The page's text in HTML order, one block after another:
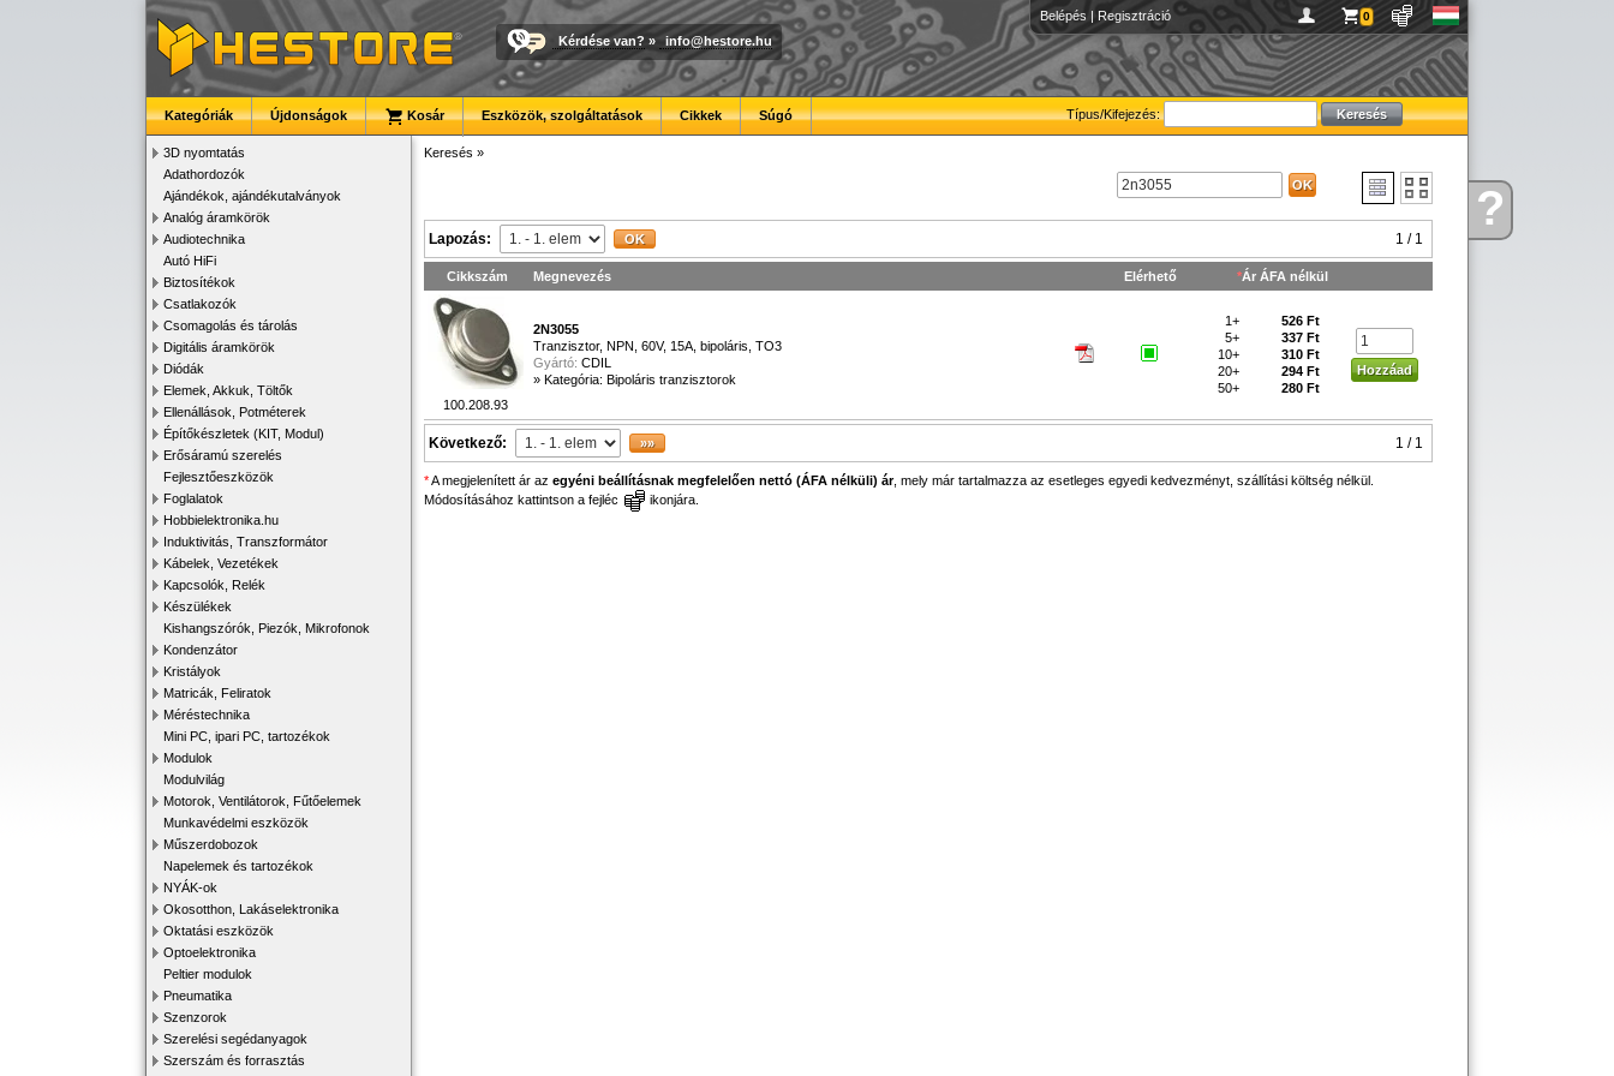
Kérdése
van
?
Belépés | Regisztráció 0
Kérdése van? » info@hestore.hu
Típus/Kifejezés:
Kategóriák Újdonságok Kosár Eszközök, szolgáltatások Cikkek Súgó
3D nyomtatás
Adathordozók
Ajándékok, ajándékutalványok
Analóg áramkörök
Audiotechnika
Autó HiFi
Biztosítékok
Csatlakozók
Csomagolás és tárolás
Digitális áramkörök
Diódák
Elemek, Akkuk, Töltők
Ellenállások, Potméterek
Építőkészletek (KIT, Modul)
Erősáramú szerelés
Fejlesztőeszközök
Foglalatok
Hobbielektronika.hu
Induktivitás, Transzformátor
Kábelek, Vezetékek
Kapcsolók, Relék
Készülékek
Kishangszórók, Piezók, Mikrofonok
Kondenzátor
Kristályok
Matricák, Feliratok
Méréstechnika
Mini PC, ipari PC, tartozékok
Modulok
Modulvilág
Motorok, Ventilátorok, Fűtőelemek
Munkavédelmi eszközök
Műszerdobozok
Napelemek és tartozékok
NYÁK-ok
Okosotthon, Lakáselektronika
Oktatási eszközök
Optoelektronika
Peltier modulok
Pneumatika
Szenzorok
Szerelési segédanyagok
Szerszám és forrasztás
Keresés »
Lapozás: 1 / 1
Cikkszám Megnevezés Elérhető *Ár ÁFA nélkül
100.208.93
2N3055
Tranzisztor, NPN, 60V, 15A, bipoláris, TO3
Gyártó: CDIL
» Kategória: Bipoláris tranzisztorok
1+
526 Ft
5+
337 Ft
10+
310 Ft
20+
294 Ft
50+
280 Ft
Következő: 1 / 1
*A megjelenített ár az egyéni beállításnak megfelelően nettó (ÁFA nélküli) ár, mely már tartalmazza az esetleges egyedi kedvezményt, szállítási költség nélkül.
Módosításához kattintson a fejléc
ikonjára.